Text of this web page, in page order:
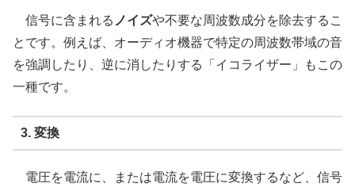
信号に含まれる ノイズや不要な周波数成分を除去するこ
とです。例えば、オーディオ機器で特定の周波数帯域の音
を強調したり、逆に消したりする「イコライザー」もこの
一種です。
3. 変換
電圧を電流に、または電流を電圧に変換するなど、信号